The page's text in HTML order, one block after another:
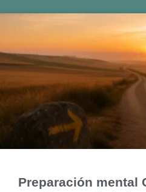
Preparación mental